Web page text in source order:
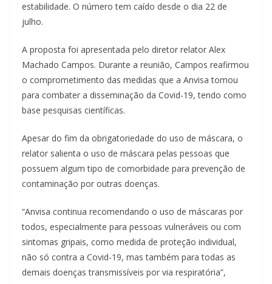
estabilidade. O número tem caído desde o dia 22 de
julho.
A proposta foi apresentada pelo diretor relator Alex
Machado Campos. Durante a reunião, Campos reafirmou
o comprometimento das medidas que a Anvisa tomou
para combater a disseminação da Covid-19, tendo como
base pesquisas científicas.
Apesar do fim da obrigatoriedade do uso de máscara, o
relator salienta o uso de máscara pelas pessoas que
possuem algum tipo de comorbidade para prevenção de
contaminação por outras doenças.
“Anvisa continua recomendando o uso de máscaras por
todos, especialmente para pessoas vulneráveis ou com
sintomas gripais, como medida de proteção individual,
não só contra a Covid-19, mas também para todas as
demais doenças transmissíveis por via respiratória”,